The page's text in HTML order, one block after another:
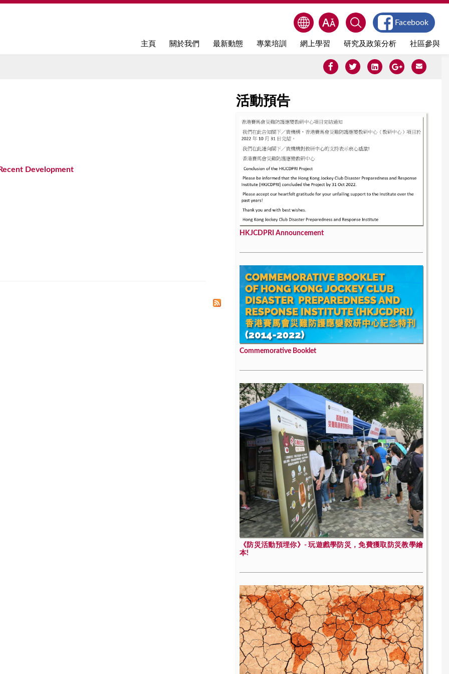
Jump to navigation
主頁 關於我們 最新動態 專業培訓 網上學習 研究及政策分析 社區參與
Facebook
Development
活動預告
HKJCDPRI Announcement
Commemorative Booklet
《防災活動預埋你》- 玩遊戲學防災，免費獲取防災教學繪
本!